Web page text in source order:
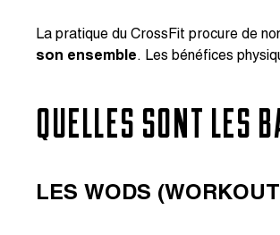
La pratique du CrossFit procure de
son ensemble. Les bénéfices
QUELLES SONT LES
LES WODS